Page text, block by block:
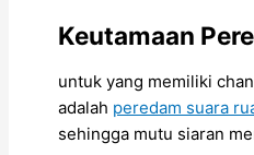
Keutamaan
untuk yang memiliki
adalah peredam suara
sehingga mutu siaran